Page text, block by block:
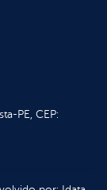
PE, CEP: